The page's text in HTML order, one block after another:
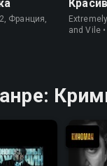
Франция,
and Vile